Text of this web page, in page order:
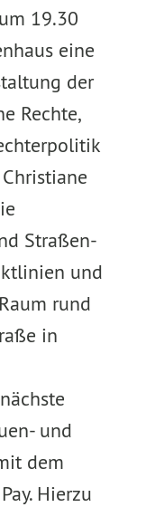
19.30
eine
der
Rechte,
Straßen-
und
rund
in
und
dem
Hierzu